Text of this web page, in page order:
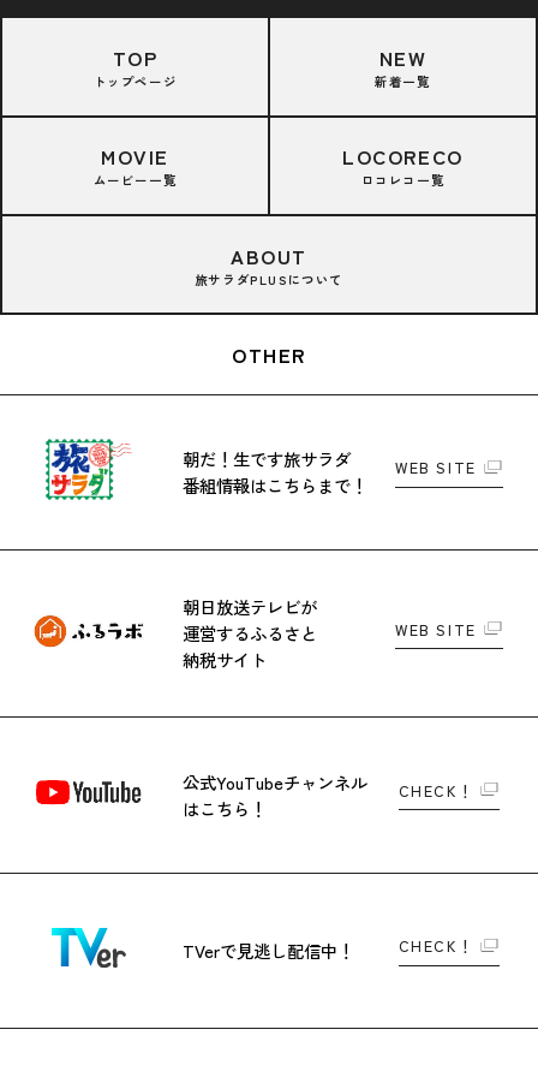
TOP
トップページ
NEW
新着一覧
MOVIE
ムービー一覧
LOCORECO
ロコレコ一覧
ABOUT
旅サラダPLUSについて
OTHER
朝だ！生です旅サラダ
番組情報はこちらまで！
WEB SITE
朝日放送テレビが
運営するふるさと
納税サイト
WEB SITE
公式YouTubeチャンネル
はこちら！
CHECK！
TVerで見逃し配信中！ CHECK！